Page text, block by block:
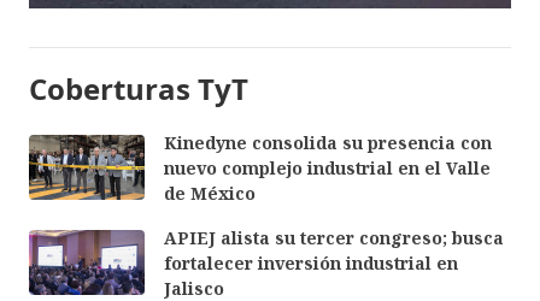
Coberturas TyT
Kinedyne consolida su presencia con
nuevo complejo industrial en el Valle
de México
APIEJ alista su tercer congreso; busca
fortalecer inversión industrial en
Jalisco